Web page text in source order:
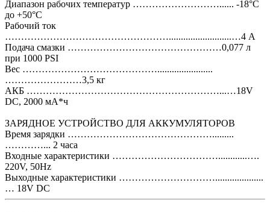
Диапазон рабочих температур ………………………...... -18°C
до +50°C
Рабочий ток
……………………………………………..........................…4 A
Подача смазки …………………………………………0,077 л
при 1000 PSI
Вес …………………………………….......................
……………………3,5 кг
АКБ ……………………………………………………...…18V
DC, 2000 мА*ч
ЗАРЯДНОЕ УСТРОЙСТВО ДЛЯ АККУМУЛЯТОРОВ
Время зарядки ……………………………………….........
…………... 2 часа
Входные характеристики ……………………………............….
220V, 50Hz
Выходные характеристики …………………………....................
… 18V DC